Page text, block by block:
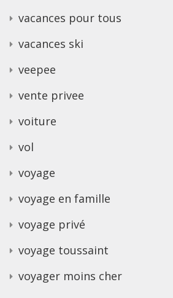
vacances pour tous
vacances ski
veepee
vente privee
voiture
vol
voyage
voyage en famille
voyage privé
voyage toussaint
voyager moins cher